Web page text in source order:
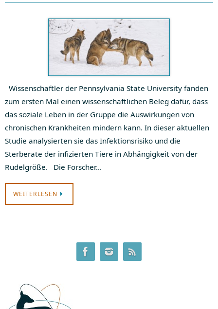
Wissenschaftler der Pennsylvania State University fanden
zum ersten Mal einen wissenschaftlichen Beleg dafür, dass
das soziale Leben in der Gruppe die Auswirkungen von
chronischen Krankheiten mindern kann. In dieser aktuellen
Studie analysierten sie das Infektionsrisiko und die
Sterberate der infizierten Tiere in Abhängigkeit von der
Rudelgröße. Die Forscher…
WEITERLESEN